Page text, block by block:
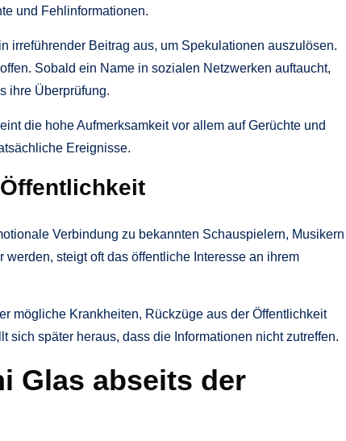
und Fehlinformationen.
irreführender Beitrag aus, um Spekulationen auszulösen.
Sobald ein Name in sozialen Netzwerken auftaucht,
ihre Überprüfung.
die hohe Aufmerksamkeit vor allem auf Gerüchte und
Ereignisse.
Verbindung zu bekannten Schauspielern, Musikern
steigt oft das öffentliche Interesse an ihrem
mögliche Krankheiten, Rückzüge aus der Öffentlichkeit
sich später heraus, dass die Informationen nicht zutreffen.
Glas abseits der